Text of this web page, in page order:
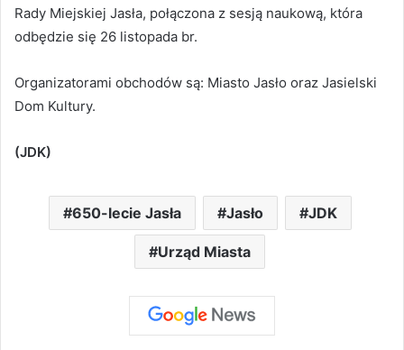
Rady Miejskiej Jasła, połączona z sesją naukową, która
odbędzie się 26 listopada br.
Organizatorami obchodów są: Miasto Jasło oraz Jasielski
Dom Kultury.
(JDK)
650-lecie Jasła Jasło JDK
Urząd Miasta